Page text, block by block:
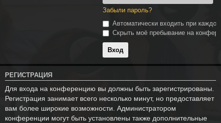
Забыли пароль?
Автоматически входить при
Скрыть моё пребывание на
РЕГИСТРАЦИЯ
Для входа на конференцию вы должны быть зарегистрированы.
Регистрация занимает всего несколько минут, но предоставляет
вам более широкие возможности. Администратором
конференции могут быть установлены также дополнительные